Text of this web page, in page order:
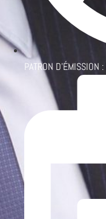
PATRON D'ÉMISSION :